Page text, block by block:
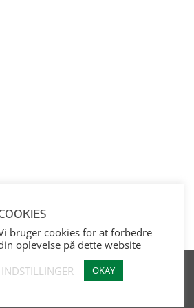
bruger cookies for at forbedre
oplevelse på dette website
INDSTILLINGER
OKAY